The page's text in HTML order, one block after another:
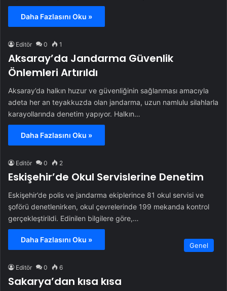
Daha Fazlasını Oku »
Editör 0 1
Aksaray’da Jandarma Güvenlik
Önlemleri Artırıldı
Aksaray’da halkın huzur ve güvenliğinin sağlanması amacıyla
adeta her an teyakkuzda olan jandarma, uzun namlulu silahlarla
karayollarında denetim yapıyor. Halkın…
Daha Fazlasını Oku »
Editör 0 2
Eskişehir’de Okul Servislerine Denetim
Eskişehir’de polis ve jandarma ekiplerince 81 okul servisi ve
şoförü denetlenirken, okul çevrelerinde 199 mekanda kontrol
gerçekleştirildi. Edinilen bilgilere göre,…
Daha Fazlasını Oku »
Genel
Editör 0 6
Sakarya’dan kısa kısa